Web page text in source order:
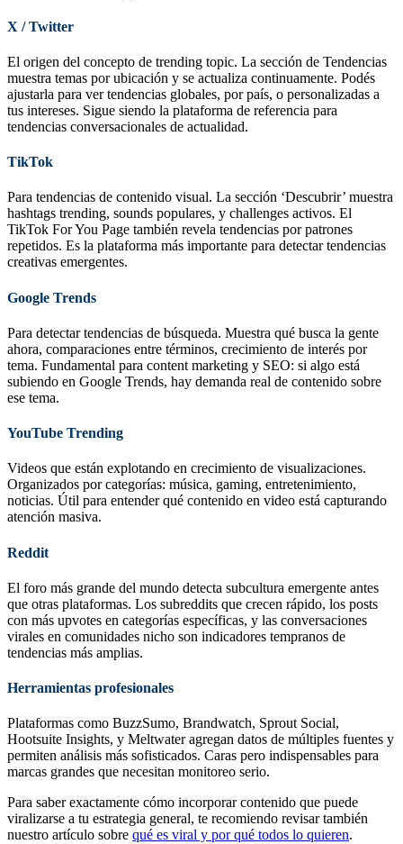
X / Twitter
El origen del concepto de trending topic. La sección de Tendencias
muestra temas por ubicación y se actualiza continuamente. Podés
ajustarla para ver tendencias globales, por país, o personalizadas a
tus intereses. Sigue siendo la plataforma de referencia para
tendencias conversacionales de actualidad.
TikTok
Para tendencias de contenido visual. La sección ‘Descubrir’ muestra
hashtags trending, sounds populares, y challenges activos. El
TikTok For You Page también revela tendencias por patrones
repetidos. Es la plataforma más importante para detectar tendencias
creativas emergentes.
Google Trends
Para detectar tendencias de búsqueda. Muestra qué busca la gente
ahora, comparaciones entre términos, crecimiento de interés por
tema. Fundamental para content marketing y SEO: si algo está
subiendo en Google Trends, hay demanda real de contenido sobre
ese tema.
YouTube Trending
Videos que están explotando en crecimiento de visualizaciones.
Organizados por categorías: música, gaming, entretenimiento,
noticias. Útil para entender qué contenido en video está capturando
atención masiva.
Reddit
El foro más grande del mundo detecta subcultura emergente antes
que otras plataformas. Los subreddits que crecen rápido, los posts
con más upvotes en categorías específicas, y las conversaciones
virales en comunidades nicho son indicadores tempranos de
tendencias más amplias.
Herramientas profesionales
Plataformas como BuzzSumo, Brandwatch, Sprout Social,
Hootsuite Insights, y Meltwater agregan datos de múltiples fuentes y
permiten análisis más sofisticados. Caras pero indispensables para
marcas grandes que necesitan monitoreo serio.
Para saber exactamente cómo incorporar contenido que puede
viralizarse a tu estrategia general, te recomiendo revisar también
nuestro artículo sobre qué es viral y por qué todos lo quieren.